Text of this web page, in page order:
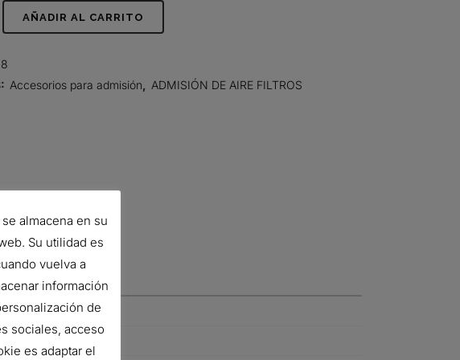
AÑADIR AL CARRITO
Accesorios para admisión ADMISIÓN DE AIRE FILTROS
almacena en su
Su utilidad es
vuelva a
información
de
sociales, acceso
es adaptar el